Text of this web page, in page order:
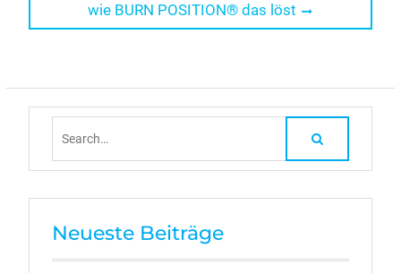
wie BURN POSITION® das löst
Neueste Beiträge